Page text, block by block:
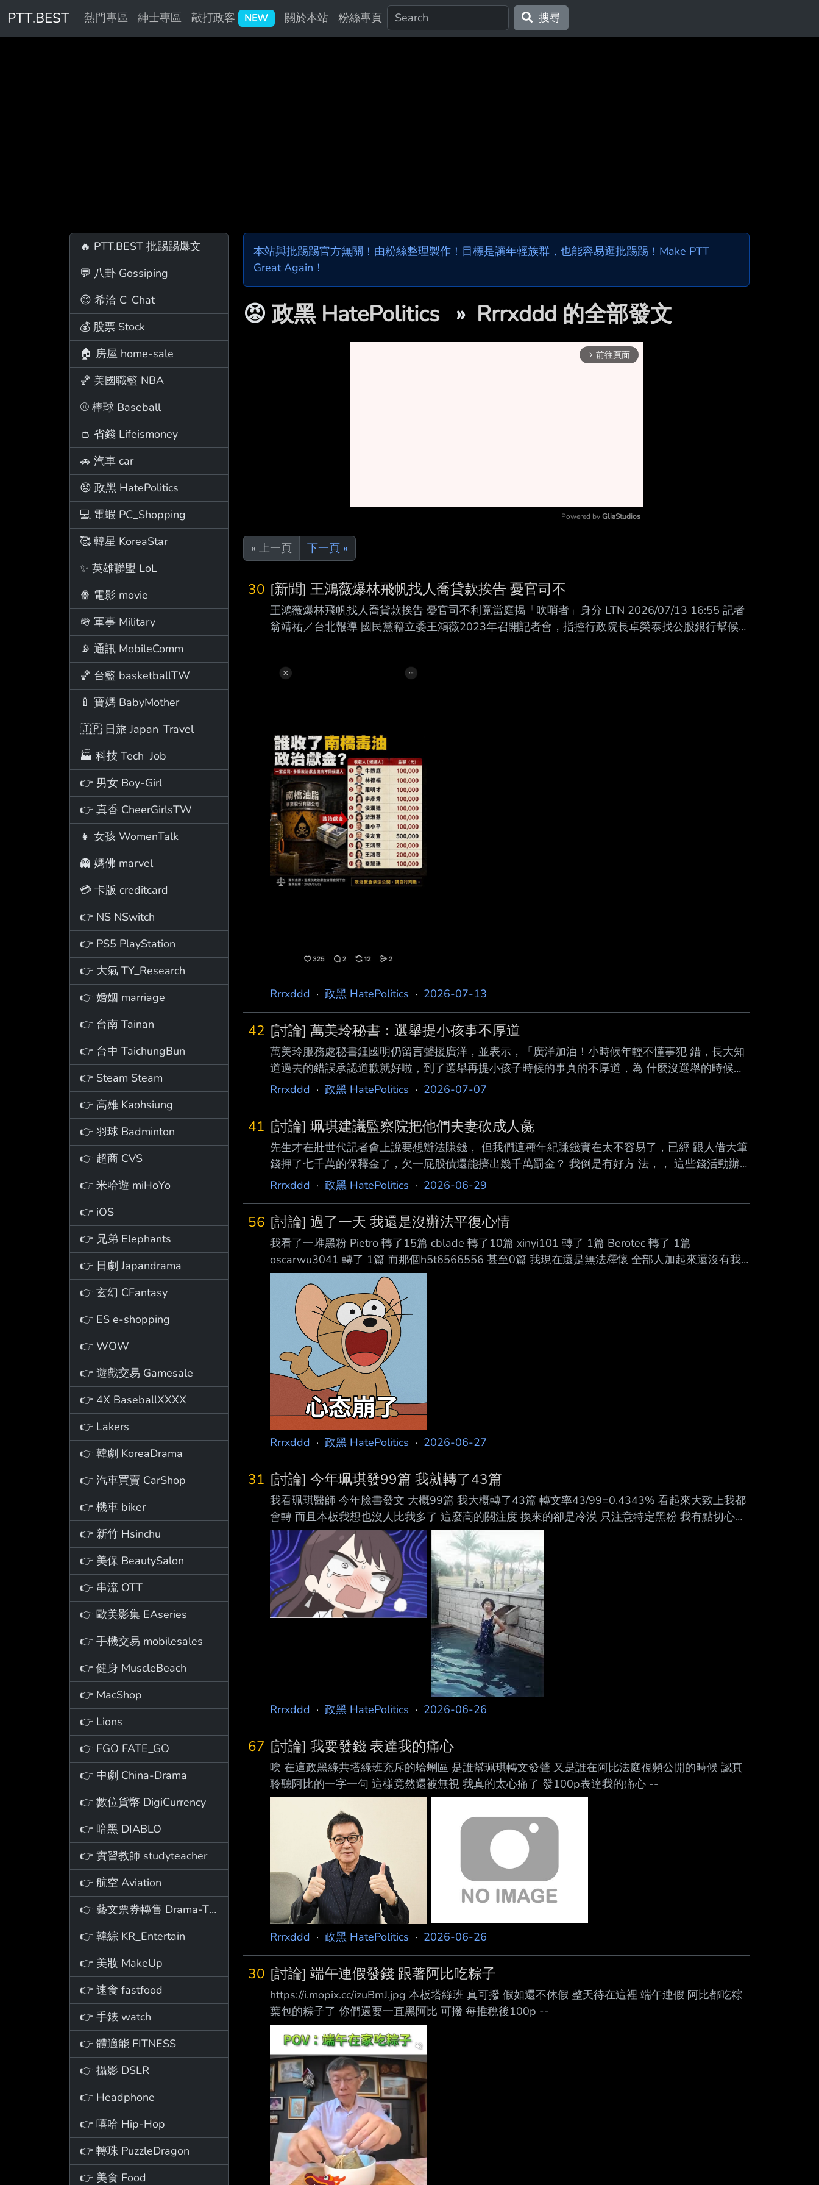
PTT.BEST 熱門專區 紳士專區 敲打政客 NEW 關於本站 粉絲專頁 搜尋
🔥 PTT.BEST 批踢踢爆文
💬 八卦 Gossiping
😊 希洽 C_Chat
💰 股票 Stock
🏠 房屋 home-sale
🏀 美國職籃 NBA
⚾ 棒球 Baseball
👛 省錢 Lifeismoney
🚗 汽車 car
😡 政黑 HatePolitics
💻 電蝦 PC_Shopping
🥰 韓星 KoreaStar
✨ 英雄聯盟 LoL
🍿 電影 movie
🪖 軍事 Military
📡 通訊 MobileComm
🏀 台籃 basketballTW
🍼 寶媽 BabyMother
🇯🇵 日旅 Japan_Travel
🏭 科技 Tech_Job
👉 男女 Boy-Girl
👉 真香 CheerGirlsTW
👧 女孩 WomenTalk
👻 媽佛 marvel
💳 卡版 creditcard
👉 NS NSwitch
👉 PS5 PlayStation
👉 大氣 TY_Research
👉 婚姻 marriage
👉 台南 Tainan
👉 台中 TaichungBun
👉 Steam Steam
👉 高雄 Kaohsiung
👉 羽球 Badminton
👉 超商 CVS
👉 米哈遊 miHoYo
👉 iOS
👉 兄弟 Elephants
👉 日劇 Japandrama
👉 玄幻 CFantasy
👉 ES e-shopping
👉 WOW
👉 遊戲交易 Gamesale
👉 4X BaseballXXXX
👉 Lakers
👉 韓劇 KoreaDrama
👉 汽車買賣 CarShop
👉 機車 biker
👉 新竹 Hsinchu
👉 美保 BeautySalon
👉 串流 OTT
👉 歐美影集 EAseries
👉 手機交易 mobilesales
👉 健身 MuscleBeach
👉 MacShop
👉 Lions
👉 FGO FATE_GO
👉 中劇 China-Drama
👉 數位貨幣 DigiCurrency
👉 暗黑 DIABLO
👉 實習教師 studyteacher
👉 航空 Aviation
👉 藝文票券轉售 Drama-Ticket
👉 韓綜 KR_Entertain
👉 美妝 MakeUp
👉 速食 fastfood
👉 手錶 watch
👉 體適能 FITNESS
👉 攝影 DSLR
👉 Headphone
👉 嘻哈 Hip-Hop
👉 轉珠 PuzzleDragon
👉 美食 Food
本站與批踢踢官方無關！由粉絲整理製作！目標是讓年輕族群，也能容易逛批踢踢！Make PTT
Great Again！
😡 政黑 HatePolitics » Rrrxddd 的全部發文
arrow_forward_ios 前往頁面
Powered by GliaStudios
« 上一頁 下一頁 »
30 [新聞] 王鴻薇爆林飛帆找人喬貸款挨告 憂官司不
王鴻薇爆林飛帆找人喬貸款挨告 憂官司不利竟當庭揭「吹哨者」身分 LTN 2026/07/13 16:55 記者
翁靖祐／台北報導 國民黨籍立委王鴻薇2023年召開記者會，指控行政院長卓榮泰找公股銀行幫候選
防不斷。另，王鴻薇為證實自己的爆料有所本，也當庭揭吹哨者就是林柏裕當時 的司機「子豪」。
Rrrxddd · 政黑 HatePolitics · 2026-07-13
42 [討論] 萬美玲秘書：選舉提小孩事不厚道
萬美玲服務處秘書鍾國明仍留言聲援廣洋，並表示，「廣洋加油！小時候年輕不懂事犯 錯，長大知
道過去的錯誤承認道歉就好啦，到了選舉再提小孩子時候的事真的不厚道，為 什麼沒選舉的時候都
不講？有競爭人在幕後炒作！」 本板塔綠斑 就是毫無人性 一個選舉而已 不是只有提小孩 連提其他
Rrrxddd · 政黑 HatePolitics · 2026-07-07
41 [討論] 珮琪建議監察院把他們夫妻砍成人彘
先生才在壯世代記者會上說要想辦法賺錢， 但我們這種年紀賺錢實在太不容易了，已經 跟人借大筆
錢押了七千萬的保釋金了，欠一屁股債還能擠出幾千萬罰金？ 我倒是有好方 法，， 這些錢活動辦
也都辦完了， 騎飛輪收三百萬？我老公說錢被拿去裝潢辦公室， 他連錢長 什麼樣子都沒看過，總
離不棄 就算刮風下雨吃土 我們也會挺阿比 --
Rrrxddd · 政黑 HatePolitics · 2026-06-29
56 [討論] 過了一天 我還是沒辦法平復心情
我看了一堆黑粉 Pietro 轉了15篇 cblade 轉了10篇 xinyi101 轉了 1篇 Berotec 轉了 1篇
oscarwu3041 轉了 1篇 而那個h5t6566556 甚至0篇 我現在還是無法釋懷 全部人加起來還沒有我
多 我真的哭了 我還是粉阿比好了 至少現在只有我會打逐智稿 甚至連阿比咳幾聲 都算得出來 --
Rrrxddd · 政黑 HatePolitics · 2026-06-27
31 [討論] 今年珮琪發99篇 我就轉了43篇
我看珮琪醫師 今年臉書發文 大概99篇 我大概轉了43篇 轉文率43/99=0.4343% 看起來大致上我都
會轉 而且本板我想也沒人比我多了 這麼高的關注度 換來的卻是冷漠 只注意特定黑粉 我有點切心了
--
Rrrxddd · 政黑 HatePolitics · 2026-06-26
67 [討論] 我要發錢 表達我的痛心
唉 在這政黑綠共塔綠班充斥的蛤蜊區 是誰幫珮琪轉文發聲 又是誰在阿比法庭視頻公開的時候 認真
聆聽阿比的一字一句 這樣竟然還被無視 我真的太心痛了 發100p表達我的痛心 --
Rrrxddd · 政黑 HatePolitics · 2026-06-26
30 [討論] 端午連假發錢 跟著阿比吃粽子
https://i.mopix.cc/izuBmJ.jpg 本板塔綠班 真可撥 假如還不休假 整天待在這裡 端午連假 阿比都吃粽
葉包的粽子了 你們還要一直黑阿比 可撥 每推稅後100p --